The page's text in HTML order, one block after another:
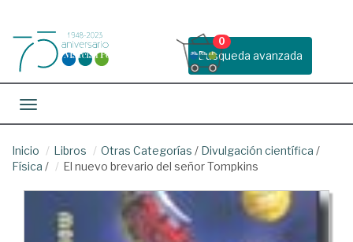
Busqueda avanzada
0
Toggle navigation
Inicio Libros Otras Categorías / Divulgación científica /
Física / El nuevo brevario del señor Tompkins